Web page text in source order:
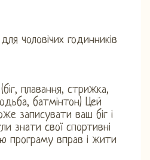
чоловічих годинників
плавання, стрижка,
батмінтон) Цей
записувати ваш біг і
знати свої спортивні
програму вправ і жити